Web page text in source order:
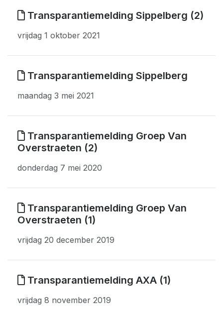
Transparantiemelding Sippelberg (2)
vrijdag 1 oktober 2021
Transparantiemelding Sippelberg
maandag 3 mei 2021
Transparantiemelding Groep Van
Overstraeten (2)
donderdag 7 mei 2020
Transparantiemelding Groep Van
Overstraeten (1)
vrijdag 20 december 2019
Transparantiemelding AXA (1)
vrijdag 8 november 2019